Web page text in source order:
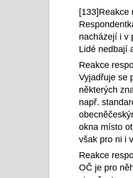
[133]Reakce
nacházejí i v
Lidé nedbají
Reakce
Vyjadřuje se
některých
např.
okna místo
však pro ni i
Reakce
OČ je pro